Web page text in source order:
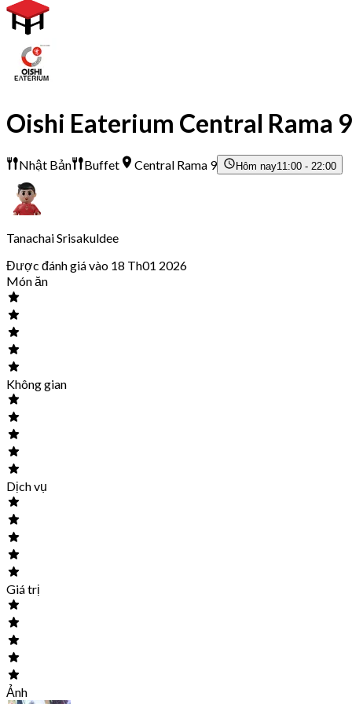
Oishi Eaterium Central Rama 9
Nhật Bản Buffet Central Rama 9 Hôm nay11:00 - 22:00
Tanachai Srisakuldee
Được đánh giá vào 18 Th01 2026
Món ăn
Không gian
Dịch vụ
Giá trị
Ảnh